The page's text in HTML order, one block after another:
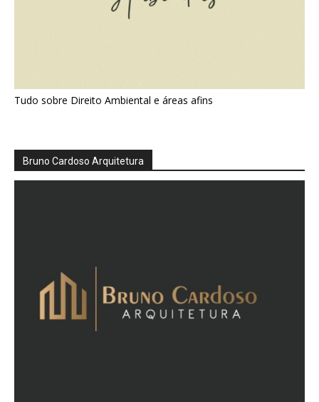
Tudo sobre Direito Ambiental e áreas afins
Bruno Cardoso Arquitetura